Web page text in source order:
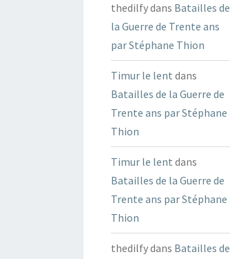
thedilfydans Batailles de
la Guerre de Trente ans
par Stéphane Thion
Timur le lent dans
Batailles de la Guerre de
Trente ans par Stéphane
Thion
Timur le lent dans
Batailles de la Guerre de
Trente ans par Stéphane
Thion
thedilfydans Batailles de